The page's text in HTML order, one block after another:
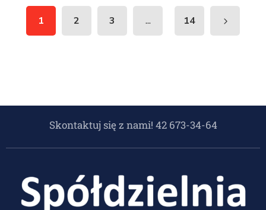
1 2 3 ... 14
Skontaktuj się z nami! 42 673-34-64